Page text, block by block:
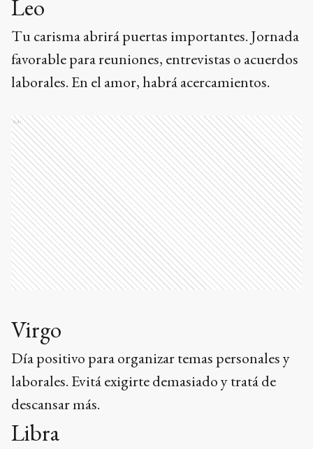
Leo
Tu carisma abrirá puertas importantes. Jornada
favorable para reuniones, entrevistas o acuerdos
laborales. En el amor, habrá acercamientos.
Ads
Virgo
Día positivo para organizar temas personales y
laborales. Evitá exigirte demasiado y tratá de
descansar más.
Libra